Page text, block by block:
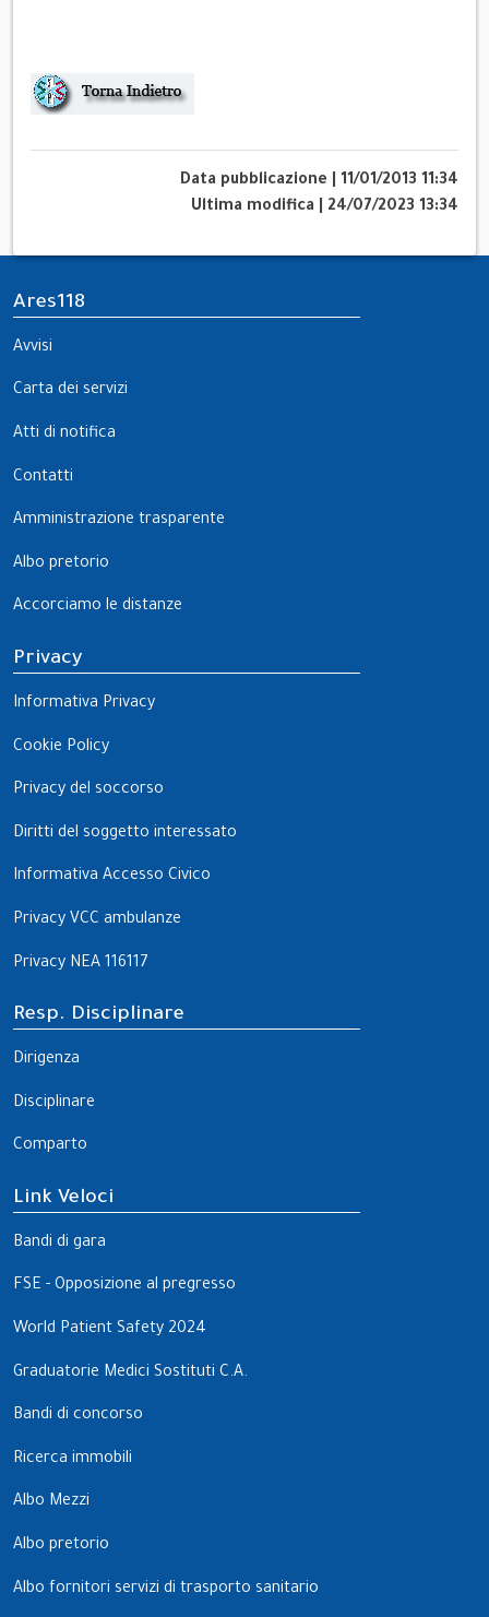
Data pubblicazione
11/01/2013 11:34
Ultima modifica
24/07/2023 13:34
Ares118
Avvisi
Carta dei servizi
Atti di notifica
Contatti
Amministrazione trasparente
Albo pretorio
Accorciamo le distanze
Privacy
Informativa Privacy
Cookie Policy
Privacy del soccorso
Diritti del soggetto interessato
Informativa Accesso Civico
Privacy VCC ambulanze
Privacy NEA 116117
Resp. Disciplinare
Dirigenza
Disciplinare
Comparto
Link Veloci
Bandi di gara
FSE - Opposizione al pregresso
World Patient Safety 2024
Graduatorie Medici Sostituti C.A.
Bandi di concorso
Ricerca immobili
Albo Mezzi
Albo pretorio
Albo fornitori servizi di trasporto sanitario